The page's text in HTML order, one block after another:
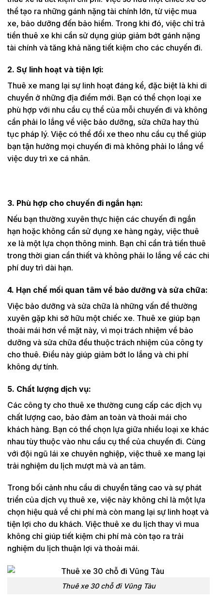
thể tạo ra những gánh nặng tài chính lớn, từ việc mua
xe, bảo dưỡng đến bảo hiểm. Trong khi đó, việc chỉ trả
tiền thuê xe khi cần sử dụng giúp giảm bớt gánh nặng
tài chính và tăng khả năng tiết kiệm cho các chuyến đi.
2. Sự linh hoạt và tiện lợi:
Thuê xe mang lại sự linh hoạt đáng kể, đặc biệt là khi di
chuyển ở những địa điểm mới. Bạn có thể chọn loại xe
phù hợp với nhu cầu cụ thể của mỗi chuyến đi và không
cần phải lo lắng về việc bảo dưỡng, sửa chữa hay thủ
tục pháp lý. Việc có thể đổi xe theo nhu cầu cụ thể giúp
bạn tận hưởng mọi chuyến đi mà không phải lo lắng về
việc duy trì xe cá nhân.
3. Phù hợp cho chuyến đi ngắn hạn:
Nếu bạn thường xuyên thực hiện các chuyến đi ngắn
hạn hoặc không cần sử dụng xe hàng ngày, việc thuê
xe là một lựa chọn thông minh. Bạn chỉ cần trả tiền thuê
trong thời gian cần thiết và không phải lo lắng về các chi
phí duy trì dài hạn.
4. Hạn chế mối quan tâm về bảo dưỡng và sửa chữa:
Việc bảo dưỡng và sửa chữa là những vấn đề thường
xuyên gặp khi sở hữu một chiếc xe. Thuê xe giúp bạn
thoải mái hơn về mặt này, vì mọi trách nhiệm về bảo
dưỡng và sửa chữa đều thuộc trách nhiệm của công ty
cho thuê. Điều này giúp giảm bớt lo lắng và chi phí
không dự tính.
5. Chất lượng dịch vụ:
Các công ty cho thuê xe thường cung cấp các dịch vụ
chất lượng cao, bảo đảm an toàn và thoải mái cho
khách hàng. Bạn có thể chọn lựa giữa nhiều loại xe khác
nhau tùy thuộc vào nhu cầu cụ thể của chuyến đi. Cùng
với đội ngũ lái xe chuyên nghiệp, việc thuê xe mang lại
trải nghiệm du lịch mượt mà và an tâm.
Trong bối cảnh nhu cầu di chuyển tăng cao và sự phát
triển của dịch vụ thuê xe, việc này không chỉ là một lựa
chọn hiệu quả về chi phí mà còn mang lại sự linh hoạt và
tiện lợi cho du khách. Việc thuê xe du lịch thay vì mua
không chỉ giúp tiết kiệm chi phí mà còn tạo ra trải
nghiệm du lịch thuận lợi và thoải mái.
Thuê xe 30 chỗ đi Vũng Tàu